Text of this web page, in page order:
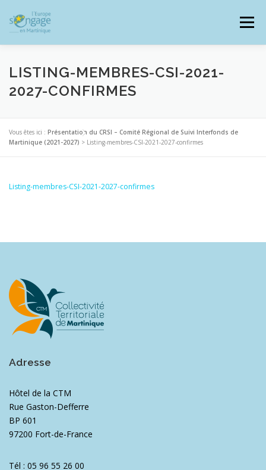
contenu
Menu
LISTING-MEMBRES-CSI-2021-
2027-CONFIRMES
Vous êtes ici : Présentation du CRSI – Comité Régional de Suivi Interfonds de
Martinique (2021-2027) > Listing-membres-CSI-2021-2027-confirmes
Listing-membres-CSI-2021-2027-confirmes
Adresse
Hôtel de la CTM
Rue Gaston-Defferre
BP 601
97200 Fort-de-France
Tél : 05 96 55 26 00